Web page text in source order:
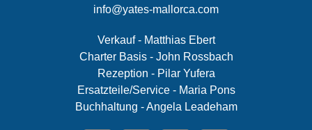
info@yates-mallorca.com
Verkauf - Matthias Ebert
Charter Basis - John Rossbach
Rezeption - Pilar Yufera
Ersatzteile/Service - Maria Pons
Buchhaltung - Angela Leadeham